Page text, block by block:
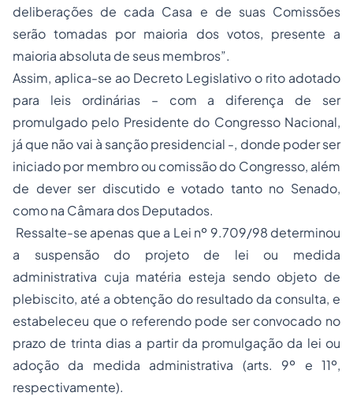
deliberações de cada Casa e de suas Comissões
serão tomadas por maioria dos votos, presente a
maioria absoluta de seus membros”.
Assim, aplica-se ao Decreto Legislativo o rito adotado
para leis ordinárias – com a diferença de ser
promulgado pelo Presidente do Congresso Nacional,
já que não vai à sanção presidencial -, donde poder ser
iniciado por membro ou comissão do Congresso, além
de dever ser discutido e votado tanto no Senado,
como na Câmara dos Deputados.
Ressalte-se apenas que a Lei nº 9.709/98 determinou
a suspensão do projeto de lei ou medida
administrativa cuja matéria esteja sendo objeto de
plebiscito, até a obtenção do resultado da consulta, e
estabeleceu que o referendo pode ser convocado no
prazo de trinta dias a partir da promulgação da lei ou
adoção da medida administrativa (arts. 9º e 11º,
respectivamente).